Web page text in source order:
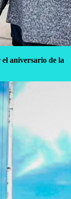
aniversario de la